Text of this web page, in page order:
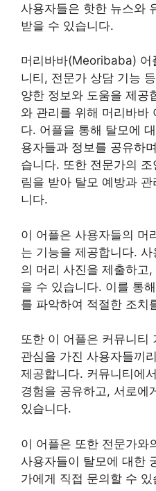
사용자들은 핫한 뉴스와
받을 수 있습니다.
머리바바(Meoribaba) 어
니티, 전문가 상담 기능
양한 정보와 도움을 제공
와 관리를 위해 머리바바
다. 어플을 통해 탈모에
용자들과 정보를 공유하
습니다. 또한 전문가의
림을 받아 탈모 예방과
니다.
이 어플은 사용자들의 머
는 기능을 제공합니다.
의 머리 사진을 제출하고
을 수 있습니다. 이를 통
를 파악하여 적절한 조치
또한 이 어플은 커뮤니티
관심을 가진 사용자들끼
제공합니다. 커뮤니티에
경험을 공유하고, 서로에
있습니다.
이 어플은 또한 전문가와
사용자들이 탈모에 대한
가에게 직접 문의할 수